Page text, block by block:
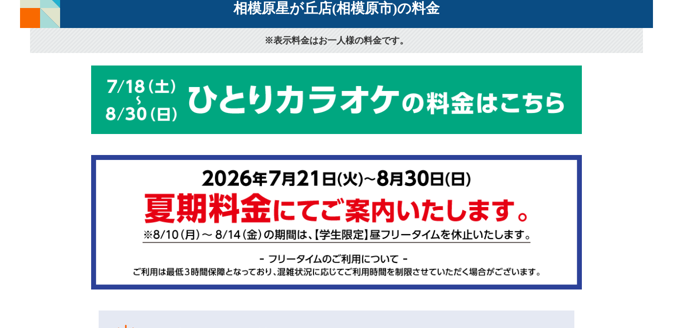
相模原星が丘店(相模原市)の料金
※表示料金はお一人様の料金です。